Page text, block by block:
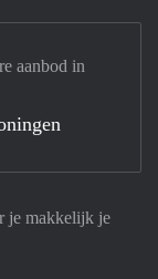
je makkelijk je
aanbod in